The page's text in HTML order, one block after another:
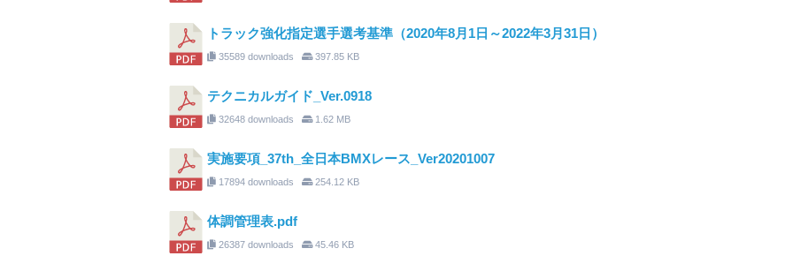
トラック強化指定選手選考基準（2020年8月1日～2022年3月31日）
35589 downloads 397.85 KB
テクニカルガイド_Ver.0918
32648 downloads 1.62 MB
実施要項_37th_全日本BMXレース_Ver20201007
17894 downloads 254.12 KB
体調管理表.pdf
26387 downloads 45.46 KB